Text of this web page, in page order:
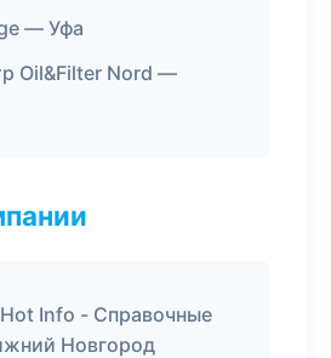
— Уфа
Oil&Filter Nord —
Info - Справочные
Новгород